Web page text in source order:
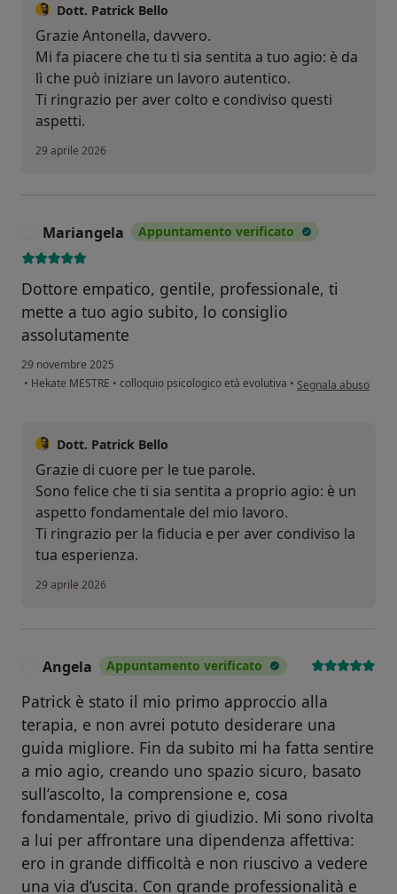
Dott. Patrick Bello
Grazie Antonella, davvero.
Mi fa piacere che tu ti sia sentita a tuo agio: è da
lì che può iniziare un lavoro autentico.
Ti ringrazio per aver colto e condiviso questi
aspetti.
29 aprile 2026
Mariangela Appuntamento verificato
Dottore empatico, gentile, professionale, ti
mette a tuo agio subito, lo consiglio
assolutamente
29 novembre 2025
• Hekate MESTRE • colloquio psicologico età evolutiva • secondo l'opinione
Segnala abuso
Dott. Patrick Bello
Grazie di cuore per le tue parole.
Sono felice che ti sia sentita a proprio agio: è un
aspetto fondamentale del mio lavoro.
Ti ringrazio per la fiducia e per aver condiviso la
tua esperienza.
29 aprile 2026
Angela Appuntamento verificato
Patrick è stato il mio primo approccio alla
terapia, e non avrei potuto desiderare una
guida migliore. Fin da subito mi ha fatta sentire
a mio agio, creando uno spazio sicuro, basato
sull’ascolto, la comprensione e, cosa
fondamentale, privo di giudizio. Mi sono rivolta
a lui per affrontare una dipendenza affettiva:
ero in grande difficoltà e non riuscivo a vedere
una via d’uscita. Con grande professionalità e